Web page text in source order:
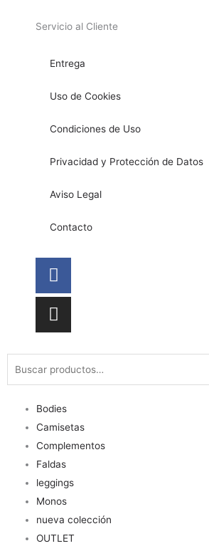
Servicio al Cliente
Entrega
Uso de Cookies
Condiciones de Uso
Privacidad y Protección de Datos
Aviso Legal
Contacto
Facebook
Instagram
por:
Bodies
Camisetas
Complementos
Faldas
leggings
Monos
nueva colección
OUTLET